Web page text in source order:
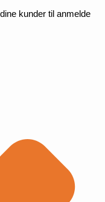
kunder til anmelde